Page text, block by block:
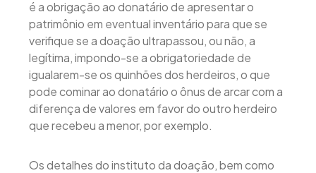
é a obrigação ao donatário de apresentar o
patrimônio em eventual inventário para que se
verifique se a doação ultrapassou, ou não, a
legítima, impondo-se a obrigatoriedade de
igualarem-se os quinhões dos herdeiros, o que
pode cominar ao donatário o ônus de arcar com a
diferença de valores em favor do outro herdeiro
que recebeu a menor, por exemplo.
Os detalhes do instituto da doação, bem como